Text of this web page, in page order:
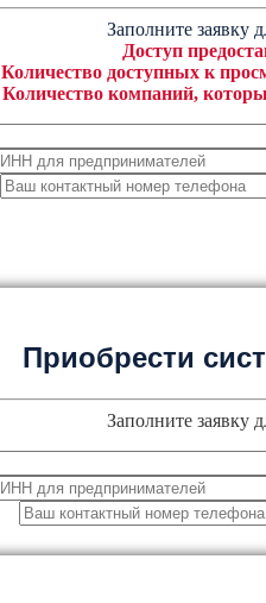
Заполните заявку
Доступ
Количество доступных к
Количество компаний,
Приобрести
Заполните заявку